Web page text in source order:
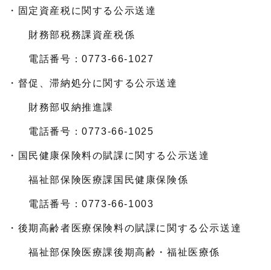
・固定資産税に関する公示送達
財務部税務課資産税係
電話番号：0773-66-1027
・督促、滞納処分に関する公示送達
財務部収納推進課
電話番号：0773-66-1025
・国民健康保険料の賦課に関する公示送達
福祉部保険医療課国民健康保険係
電話番号：0773-66-1003
・後期高齢者医療保険料の賦課に関する公示送達
福祉部保険医療課後期高齢・福祉医療係